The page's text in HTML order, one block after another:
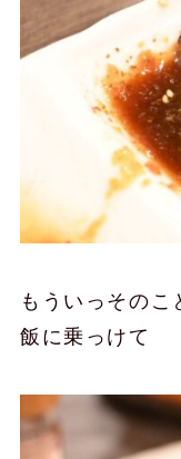
もういっその
飯に乗っけて